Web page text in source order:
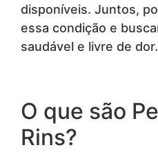
disponíveis. Juntos,
essa condição e
saudável e livre de dor.
O que são
Rins?